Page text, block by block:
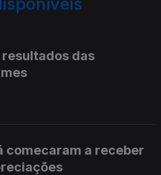
resultados das
comecaram a receber